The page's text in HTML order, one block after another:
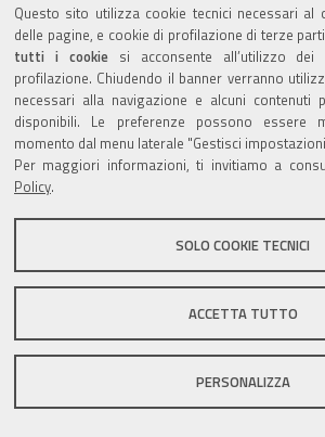
Questo sito utilizza cookie tecnici necessari al
delle pagine, e cookie di profilazione di terze
tutti i cookiesi acconsente all’utilizzo dei
profilazione. Chiudendo il banner verranno
necessari alla navigazione e alcuni contenuti
disponibili. Le preferenze possono essere
momento dal menu laterale "Gestisci
Per maggiori informazioni, ti invitiamo a
Policy.
SOLO COOKIE TECNICI
ACCETTA TUTTO
PERSONALIZZA
Valuta
Sito istituzionale Comune di
DPO|Accessibilità